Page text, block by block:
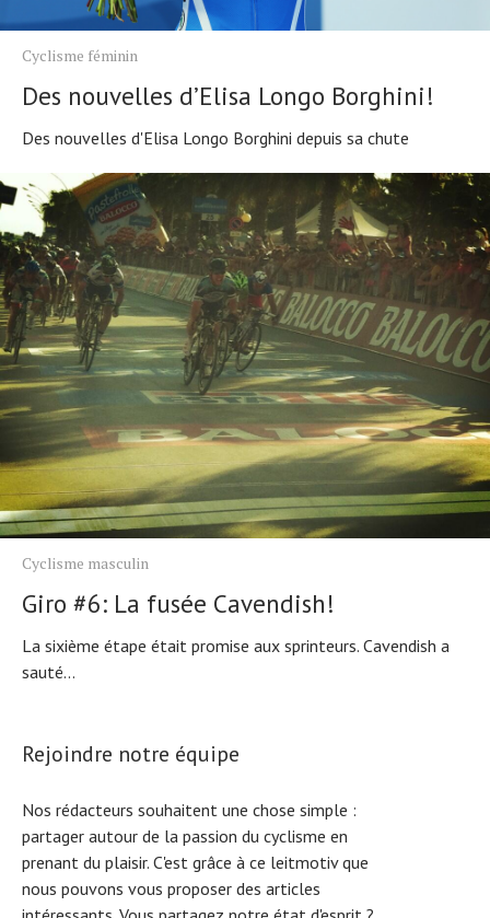
Cyclisme féminin
Des nouvelles d’Elisa Longo Borghini!
Des nouvelles d'Elisa Longo Borghini depuis sa chute
Cyclisme masculin
Giro #6: La fusée Cavendish!
La sixième étape était promise aux sprinteurs. Cavendish a
sauté...
Rejoindre notre équipe
Nos rédacteurs souhaitent une chose simple :
partager autour de la passion du cyclisme en
prenant du plaisir. C'est grâce à ce leitmotiv que
nous pouvons vous proposer des articles